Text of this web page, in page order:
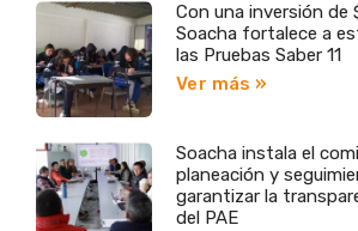
Con una inversión de
Soacha fortalece a
las Pruebas Saber 11
Ver más »
Soacha instala el
planeación y
garantizar la
del PAE